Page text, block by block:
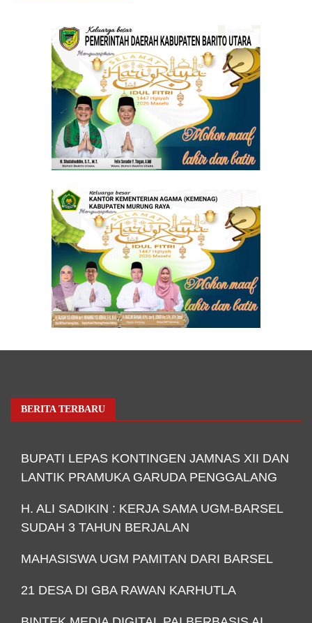
BERITA TERBARU
BUPATI LEPAS KONTINGEN JAMNAS XII DAN
LANTIK PRAMUKA GARUDA PENGGALANG
H. ALI SADIKIN : KERJA SAMA UGM-BARSEL
SUDAH 3 TAHUN BERJALAN
MAHASISWA UGM PAMITAN DARI BARSEL
21 DESA DI GBA RAWAN KARHUTLA